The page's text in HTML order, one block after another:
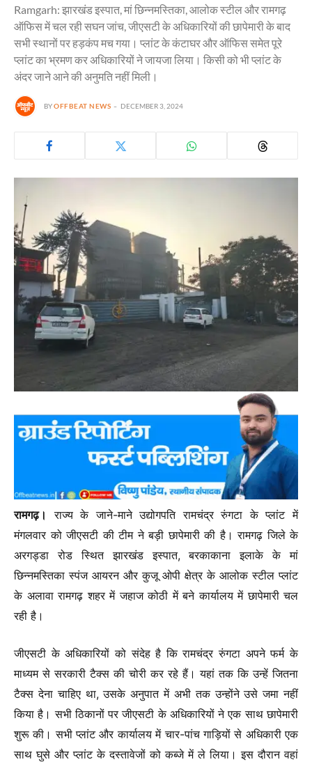
Ramgarh: झारखंड इस्पात, मां छिन्नमस्तिका, आलोक स्टील और रामगढ़
ऑफिस में चल रही सघन जांच, जीएसटी के अधिकारियों की छापेमारी के बाद
सभी स्थानों पर हड़कंप मच गया। प्लांट के कंटाघर और ऑफिस समेत पूरे
प्लांट का भ्रमण कर अधिकारियों ने जायजा लिया। किसी को भी प्लांट के
अंदर जाने आने की अनुमति नहीं मिली।
BYOFFBEAT NEWS DECEMBER 3, 2024
रामगढ़।
राज्य के जाने-माने उद्योगपति रामचंद्र रुंगटा के प्लांट में
मंगलवार को जीएसटी की टीम ने बड़ी छापेमारी की है। रामगढ़ जिले के
अरगड्डा रोड स्थित झारखंड इस्पात, बरकाकाना इलाके के मां
छिन्नमस्तिका स्पंज आयरन और कुजू ओपी क्षेत्र के आलोक स्टील प्लांट
के अलावा रामगढ़ शहर में जहाज कोठी में बने कार्यालय में छापेमारी चल
रही है।
जीएसटी के अधिकारियों को संदेह है कि रामचंद्र रुंगटा अपने फर्म के
माध्यम से सरकारी टैक्स की चोरी कर रहे हैं। यहां तक कि उन्हें जितना
टैक्स देना चाहिए था, उसके अनुपात में अभी तक उन्होंने उसे जमा नहीं
किया है। सभी ठिकानों पर जीएसटी के अधिकारियों ने एक साथ छापेमारी
शुरू की। सभी प्लांट और कार्यालय में चार-पांच गाड़ियों से अधिकारी एक
साथ घुसे और प्लांट के दस्तावेजों को कब्जे में ले लिया। इस दौरान वहां